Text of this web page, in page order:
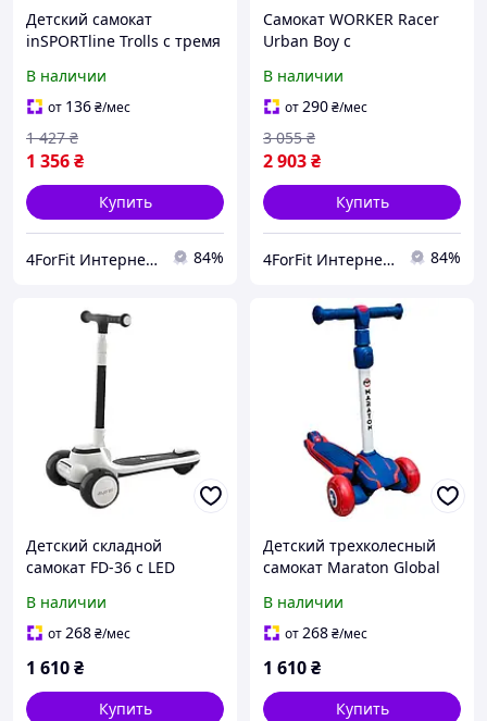
Детский самокат
inSPORTline Trolls с тремя
устойчивости, легкий, без
острых краев, с больш
В наличии
от 136₴/мес
1 356₴
1 427 ₴
Купить
4ForFit Интернет-магазин спортивных товаров 84%
Самокат WORKER Racer
Urban Boy с
освещенными колесами
выполнен из прочного,
легкого алюминия
В наличии
от290₴/мес
2 903₴
3 055 ₴
Купить
4ForFit Интернет-магазин спортивных товаров 84%
Детский складной
самокат FD-36 с LED
трехколесный самокат
для детей быстрая сборка
В наличии
от268₴/мес
1 610₴
Купить
Детский трехколесный
самокат Maraton Global
конструкцией
полиуретановыми PU
легкий самокат
В наличии
от268₴/мес
1 610₴
Купить